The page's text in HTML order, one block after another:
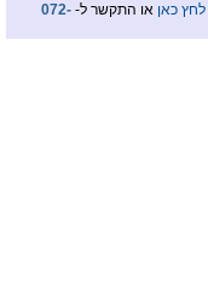
לחץ כאן או התקשר ל- 072-